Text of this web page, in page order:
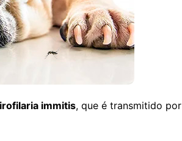
immitis, que é transmitido por